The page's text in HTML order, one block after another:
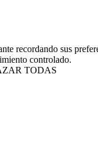
recordando sus
controlado.
TODAS